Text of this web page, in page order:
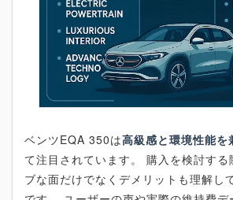
ベンツEQA 350は高級感と環境性能を
て注目されています。 購入を検討する
ブな面だけでなくデメリットも理解し